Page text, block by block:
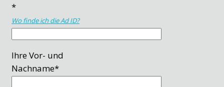
*
Wo finde ich die Ad ID?
Ihre Vor- und
Nachname*